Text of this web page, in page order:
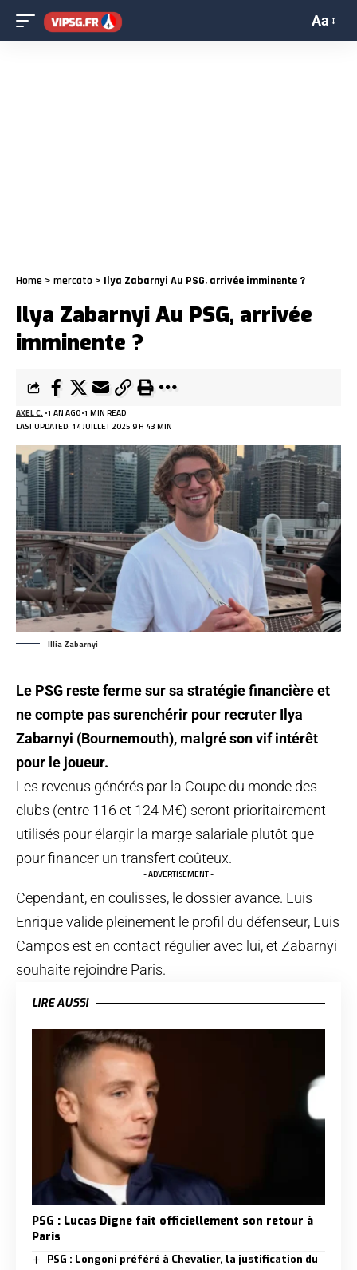
Aa
Home > mercato > Ilya Zabarnyi Au PSG, arrivée imminente ?
Ilya Zabarnyi Au PSG, arrivée
imminente ?
LAST UPDATED: 14 JUILLET 2025 9 H 43 MIN
AXEL C. 1 AN AGO 1 MIN READ
Illia Zabarnyi
Le PSG reste ferme sur sa stratégie financière et
ne compte pas surenchérir pour recruter Ilya
Zabarnyi (Bournemouth), malgré son vif intérêt
pour le joueur.
Les revenus générés par la Coupe du monde des
clubs (entre 116 et 124 M€) seront prioritairement
utilisés pour élargir la marge salariale plutôt que
pour financer un transfert coûteux.
- ADVERTISEMENT -
Cependant, en coulisses, le dossier avance. Luis
Enrique valide pleinement le profil du défenseur, Luis
Campos est en contact régulier avec lui, et Zabarnyi
souhaite rejoindre Paris.
LIRE AUSSI
PSG : Lucas Digne fait officiellement son retour à
Paris
PSG : Longoni préféré à Chevalier, la justification du